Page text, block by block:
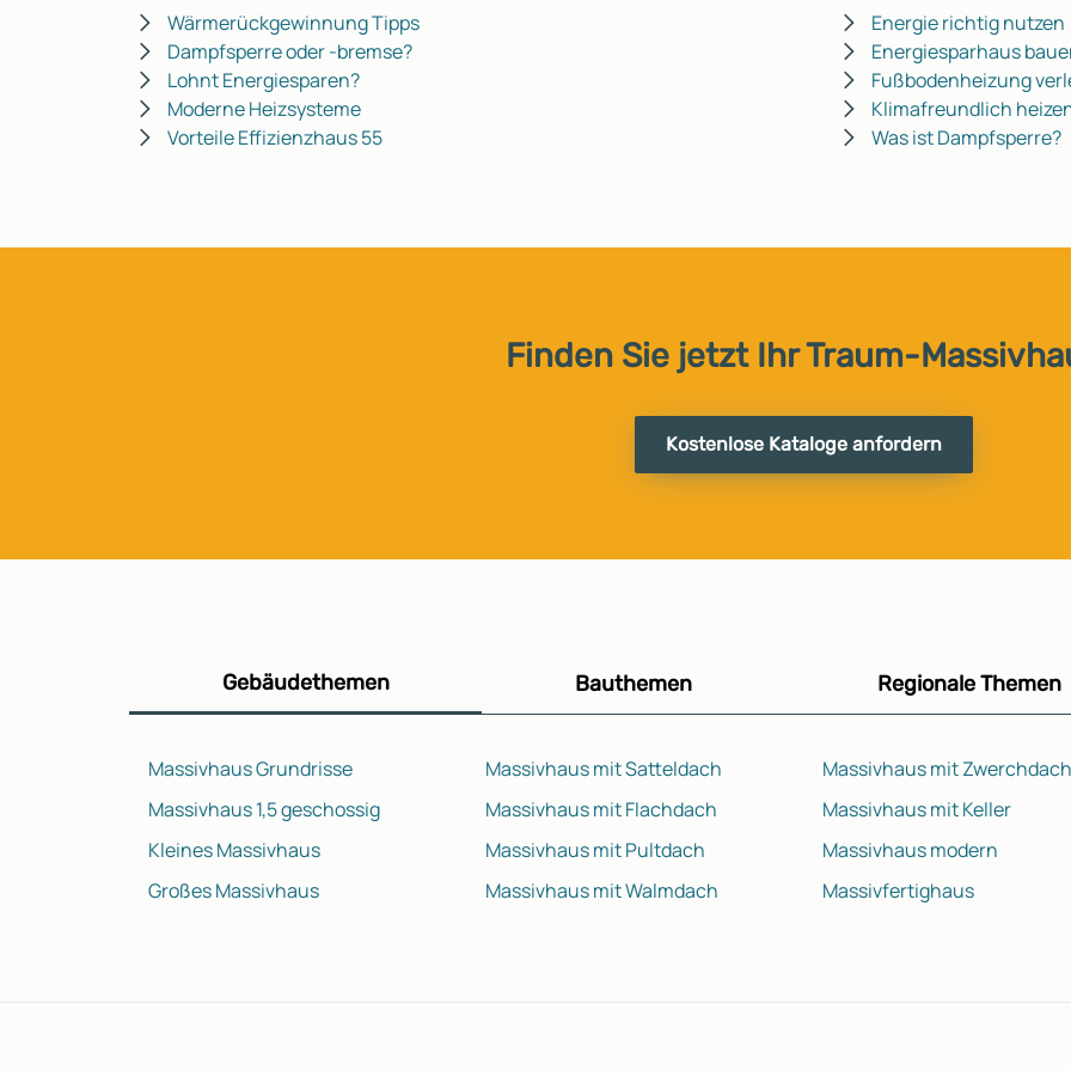
Wärmerückgewinnung Tipps
Dampfsperre oder -bremse?
Lohnt Energiesparen?
Moderne Heizsysteme
Vorteile Effizienzhaus 55
Energie richtig nutzen
Energiesparhaus
Fußbodenheizung
Klimafreundlich
Was ist Dampfsperre?
Finden Sie jetzt Ihr Traum-
Kostenlose Kataloge anfordern
Gebäudethemen Bauthemen Regionale Themen
Massivhaus Grundrisse
Massivhaus 1,5 geschossig
Kleines Massivhaus
Großes Massivhaus
Massivhaus mit Satteldach
Massivhaus mit Flachdach
Massivhaus mit Pultdach
Massivhaus mit Walmdach
Massivhaus mit Zwerchdach
Massivhaus mit Keller
Massivhaus modern
Massivfertighaus